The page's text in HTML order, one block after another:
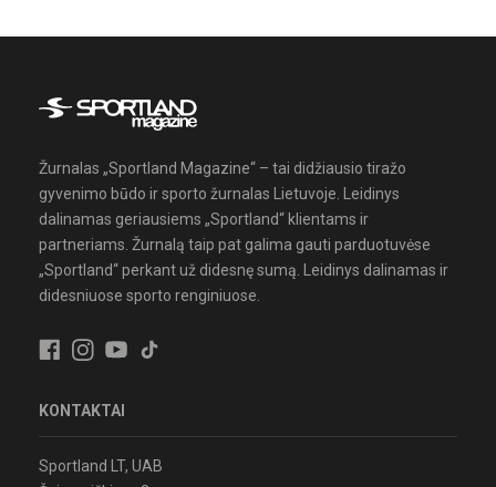
Žurnalas „Sportland Magazine“ – tai didžiausio tiražo
gyvenimo būdo ir sporto žurnalas Lietuvoje. Leidinys
dalinamas geriausiems „Sportland“ klientams ir
partneriams. Žurnalą taip pat galima gauti parduotuvėse
„Sportland“ perkant už didesnę sumą. Leidinys dalinamas ir
didesniuose sporto renginiuose.
KONTAKTAI
Sportland LT, UAB